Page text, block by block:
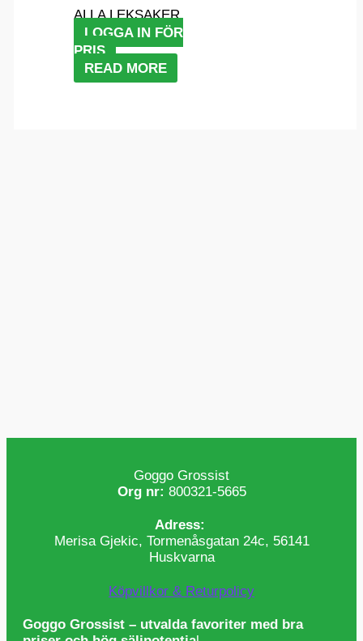
ALLA LEKSAKER
LOGGA IN FÖR
PRIS
READ MORE
Goggo Grossist
Org nr: 800321-5665
Adress:
Merisa Gjekic, Tormenåsgatan 24c, 56141
Huskvarna
Köpvillkor & Returpolicy
Goggo Grossist – utvalda favoriter med bra